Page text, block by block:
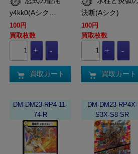
y4kk0(Aシク…
100円
買取枚数
買取カート
決断(Aシク)
100円
買取枚数
買取カート
DM-DM23-RP4-11-
74-R
DM-DM23-RP4X-
S3X-S8-SR